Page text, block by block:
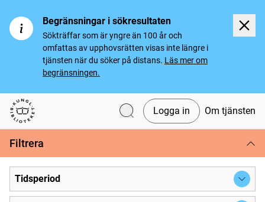
Begränsningar i sökresultaten
Sökträffar som är yngre än 100 år och
omfattas av upphovsrätten visas inte längre i
tjänsten när du söker på distans. Läs mer om
begränsningen.
Svenska tidningar
Logga in Om tjänsten
Filtrera
Tidsperiod